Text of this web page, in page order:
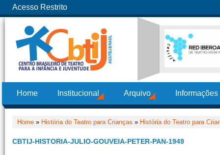
Acesso Restrito
Home Institucional Arquivo
Home » História do Teatro para Crianças » História do Teatro para
CBTIJ-HISTORIA-JULIO-GOUVEIA-PETER-PAN-1949